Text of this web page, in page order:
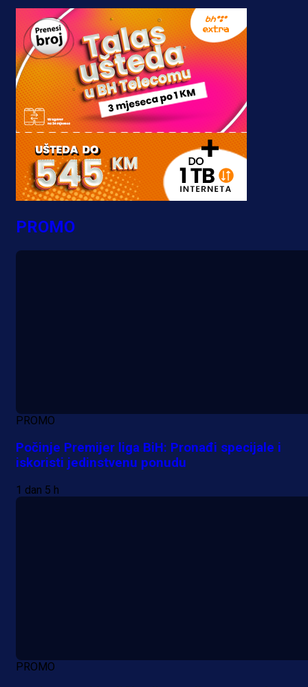
PROMO
PROMO
Počinje Premijer liga BiH: Pronađi specijale i
iskoristi jedinstvenu ponudu
1 dan 5 h
PROMO